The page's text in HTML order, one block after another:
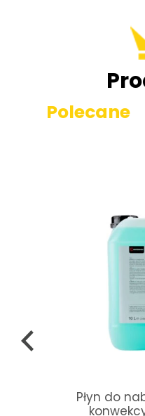
Polecane
Płyn do